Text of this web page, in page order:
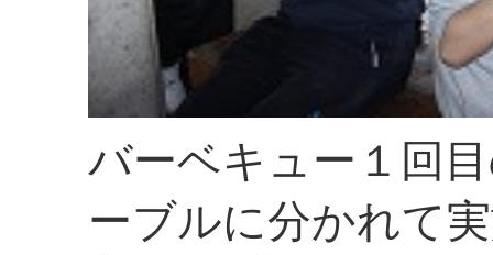
バーベキュー１回
ーブルに分かれて